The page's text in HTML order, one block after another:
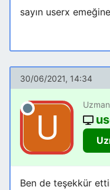
sayın userx
30/06/2021, 14:34
Uzman
Ben de teşekkür